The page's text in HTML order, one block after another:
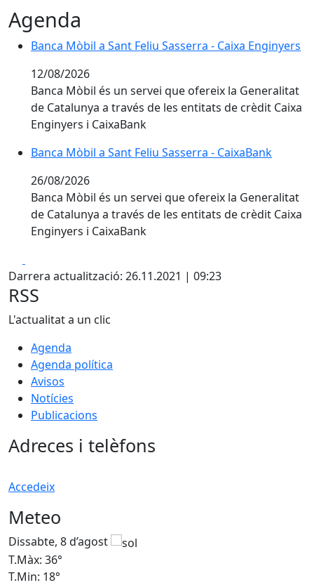
Agenda
Banca Mòbil a Sant Feliu Sasserra - Caixa Enginyers
Banca Mòbil a Sant Feliu Sasserra - Caixa Enginyers
12/08/2026
Banca Mòbil és un servei que ofereix la Generalitat
de Catalunya a través de les entitats de crèdit Caixa
Enginyers i CaixaBank
Banca Mòbil a Sant Feliu Sasserra - CaixaBank
Banca Mòbil a Sant Feliu Sasserra - CaixaBank
26/08/2026
Banca Mòbil és un servei que ofereix la Generalitat
de Catalunya a través de les entitats de crèdit Caixa
Enginyers i CaixaBank
Darrera actualització: 26.11.2021 | 09:23
RSS
L'actualitat a un clic
Agenda
Agenda política
Avisos
Notícies
Publicacions
Adreces i telèfons
Accedeix
Meteo
Dissabte, 8 d’agost
T.Màx: 36°
T.Min: 18°